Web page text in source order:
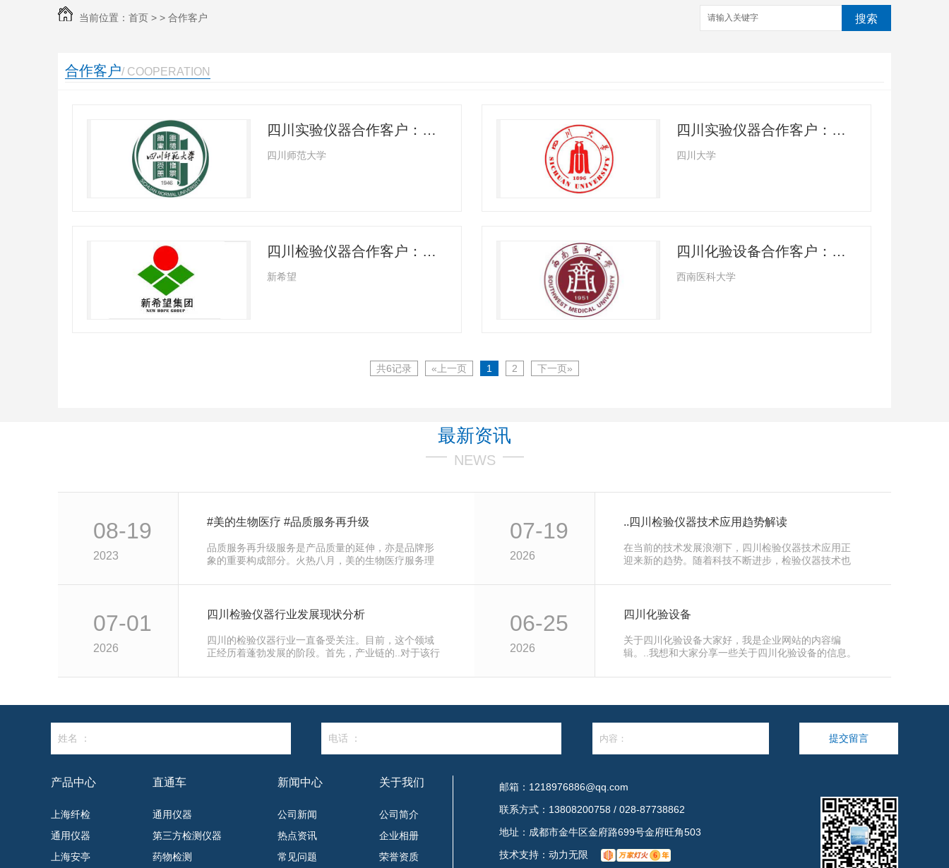
当前位置： 首页 > > 合作客户 搜索
合作客户/ COOPERATION
四川实验仪器合作客户：四川师范大学
四川师范大学
四川实验仪器合作客户：四川大学
四川大学
四川检验仪器合作客户：新希望
新希望
四川化验设备合作客户：西南医科大学
西南医科大学
共6记录 «上一页 1 2 下一页»
最新资讯
NEWS
08-19
2023
#美的生物医疗 #品质服务再升级
品质服务再升级服务是产品质量的延伸，亦是品牌形
象的重要构成部分。火热八月，美的生物医疗服务理
07-19
2026
..四川检验仪器技术应用趋势解读
在当前的技术发展浪潮下，四川检验仪器技术应用正
迎来新的趋势。随着科技不断进步，检验仪器技术也
07-01
2026
四川检验仪器行业发展现状分析
四川的检验仪器行业一直备受关注。目前，这个领域
正经历着蓬勃发展的阶段。首先，产业链的..对于该行
06-25
2026
四川化验设备
关于四川化验设备大家好，我是企业网站的内容编
辑。..我想和大家分享一些关于四川化验设备的信息。
姓名 ： 电话 ： 提交留言
产品中心
上海纤检
通用仪器
上海安亭
直通车
通用仪器
第三方检测仪器
药物检测
新闻中心
公司新闻
热点资讯
常见问题
关于我们
公司简介
企业相册
荣誉资质
邮箱：1218976886@qq.com
联系方式：13808200758 / 028-87738862
地址：成都市金牛区金府路699号金府旺角503
技术支持： 动力无限